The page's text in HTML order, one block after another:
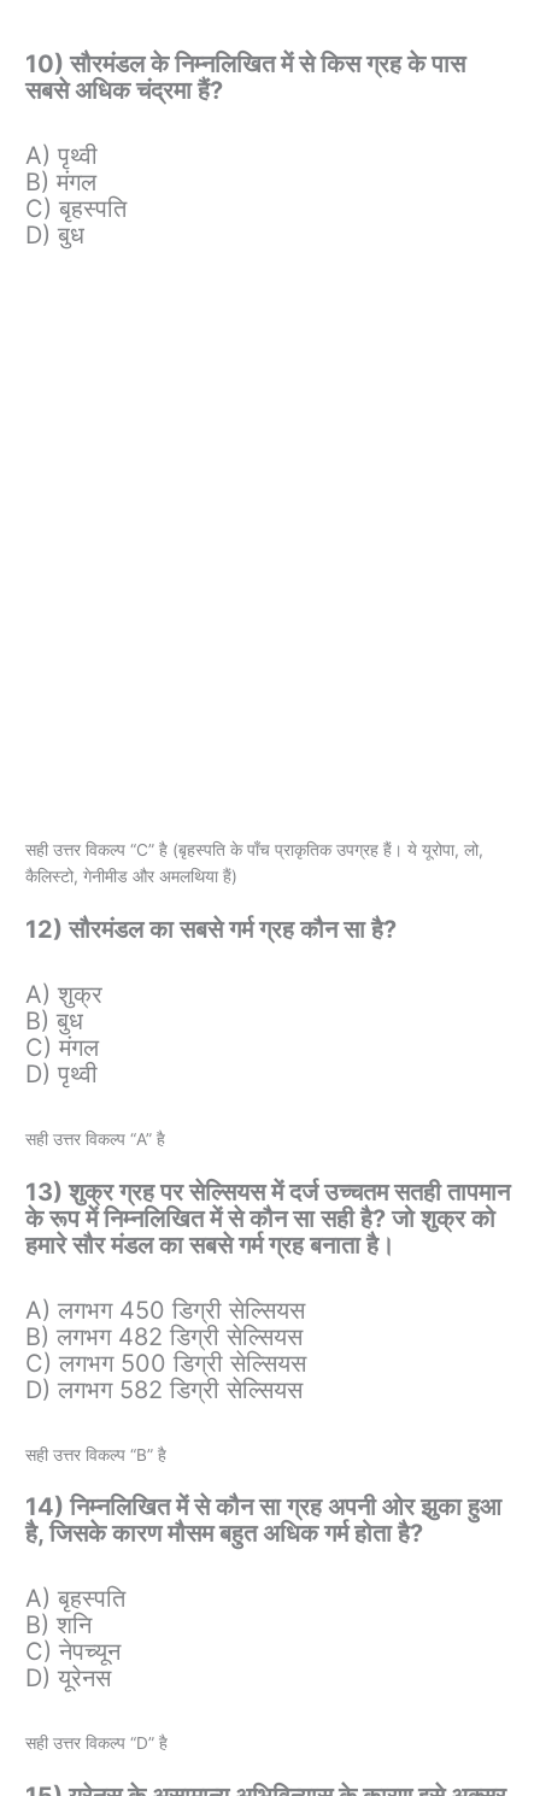
10) सौरमंडल के निम्नलिखित में से किस ग्रह के पास
सबसे अधिक चंद्रमा हैं?
A) पृथ्वी
B) मंगल
C) बृहस्पति
D) बुध
सही उत्तर विकल्प “C” है (बृहस्पति के पाँच प्राकृतिक उपग्रह हैं। ये यूरोपा, लो,
कैलिस्टो, गेनीमीड और अमलथिया हैं)
12) सौरमंडल का सबसे गर्म ग्रह कौन सा है?
A) शुक्र
B) बुध
C) मंगल
D) पृथ्वी
सही उत्तर विकल्प “A” है
13) शुक्र ग्रह पर सेल्सियस में दर्ज उच्चतम सतही तापमान
के रूप में निम्नलिखित में से कौन सा सही है? जो शुक्र को
हमारे सौर मंडल का सबसे गर्म ग्रह बनाता है।
A) लगभग 450 डिग्री सेल्सियस
B) लगभग 482 डिग्री सेल्सियस
C) लगभग 500 डिग्री सेल्सियस
D) लगभग 582 डिग्री सेल्सियस
सही उत्तर विकल्प “B” है
14) निम्नलिखित में से कौन सा ग्रह अपनी ओर झुका हुआ
है, जिसके कारण मौसम बहुत अधिक गर्म होता है?
A) बृहस्पति
B) शनि
C) नेपच्यून
D) यूरेनस
सही उत्तर विकल्प “D” है